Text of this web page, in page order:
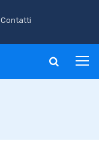
Contatti